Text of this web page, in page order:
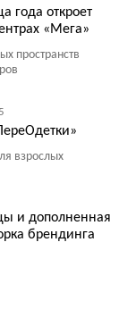
года откроет
«Мега»
пространств
5
взрослых
и дополненная
брендинга